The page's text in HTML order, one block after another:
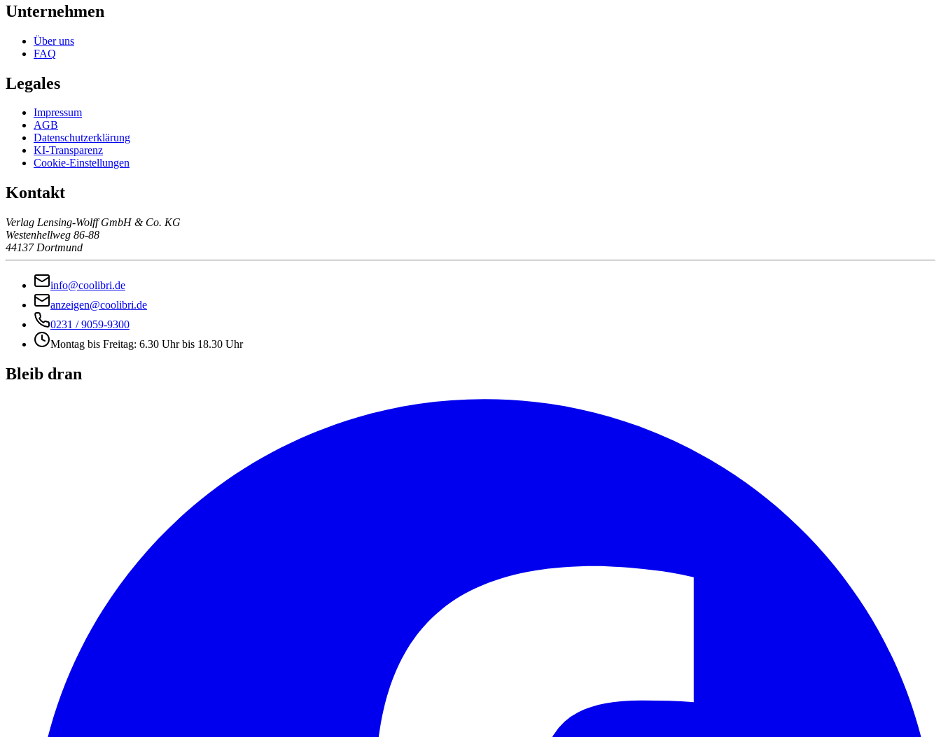
Unternehmen
Über uns
FAQ
Legales
Impressum
AGB
Datenschutzerklärung
KI-Transparenz
Cookie-Einstellungen
Kontakt
Verlag Lensing-Wolff GmbH & Co. KG
Westenhellweg 86-88
44137 Dortmund
info@coolibri.de
anzeigen@coolibri.de
0231 / 9059-9300
Montag bis Freitag: 6.30 Uhr bis 18.30 Uhr
Bleib dran